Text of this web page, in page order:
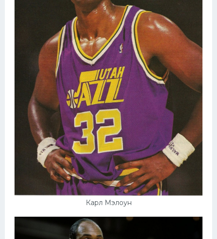
Карл Мэлоун